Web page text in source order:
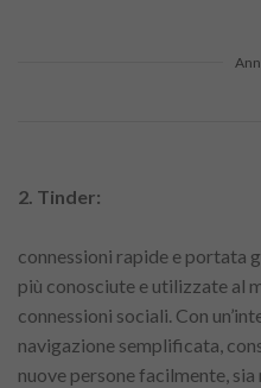
2. Tinder:
connessioni rapide e portata
più conosciute e utilizzate al
connessioni sociali. Con
navigazione semplificata,
nuove persone facilmente,